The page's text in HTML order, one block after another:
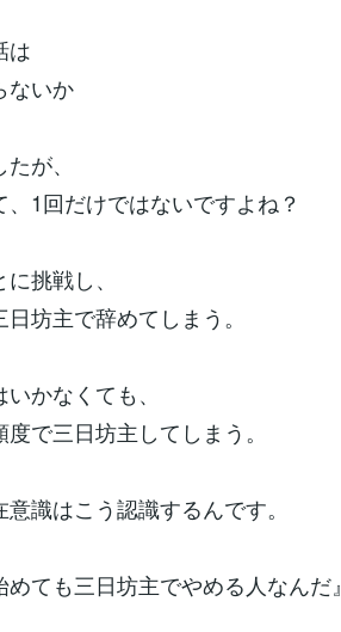
は
ないか
が、
、1回だけではないですよね？
挑戦し、
坊主で辞めてしまう。
かなくても、
で三日坊主してしまう。
識はこう認識するんです。
めても三日坊主でやめる人なんだ』